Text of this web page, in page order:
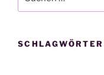
nach:
SCHLAGWÖRTER